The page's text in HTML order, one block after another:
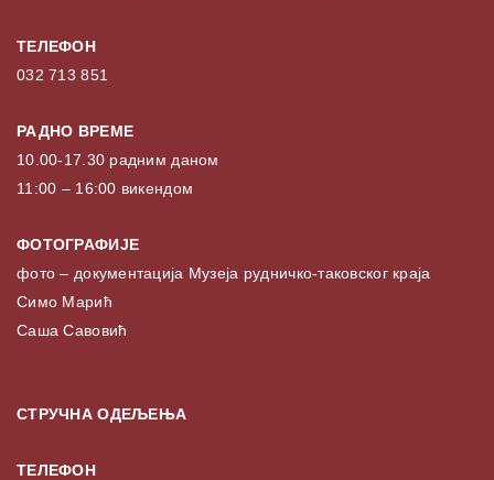
ТЕЛЕФОН
032 713 851
РАДНО ВРЕМЕ
10.00-17.30 радним даном
11:00 – 16:00 викендом
ФОТОГРАФИЈЕ
фото – документација Музеја рудничко-таковског краја
Симо Марић
Саша Савовић
СТРУЧНА ОДЕЉЕЊА
ТЕЛЕФОН